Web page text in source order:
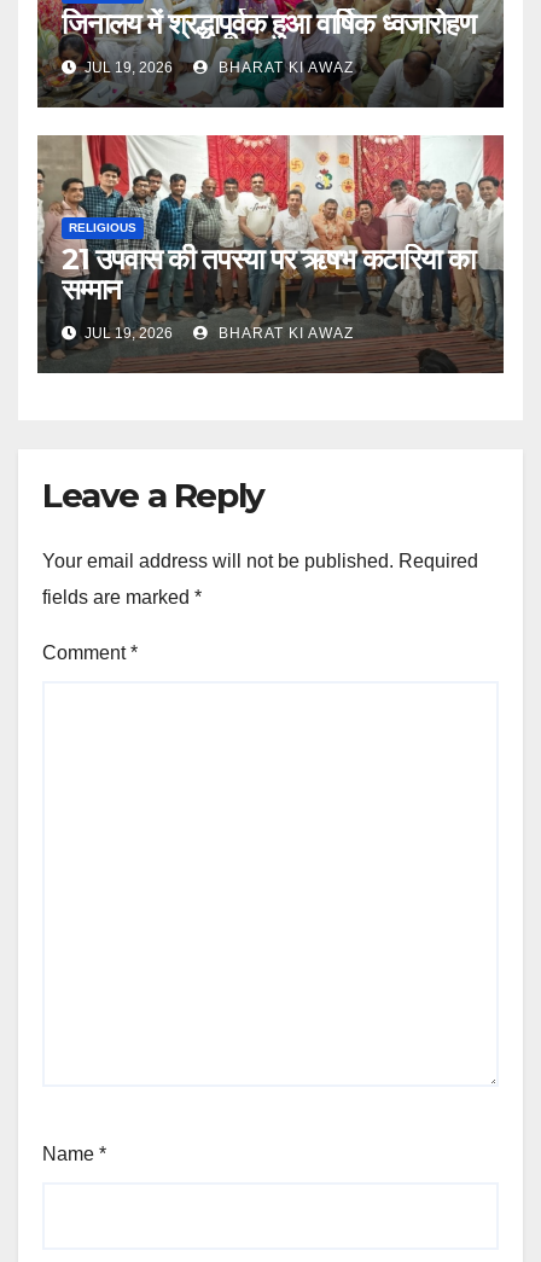
जिनालय में श्रद्धापूर्वक हुआ वार्षिक ध्वजारोहण
JUL 19, 2026 BHARAT KI AWAZ
RELIGIOUS
21 उपवास की तपस्या पर ऋषभ कटारिया का
सम्मान
JUL 19, 2026 BHARAT KI AWAZ
Leave a Reply
Your email address will not be published. Required
fields are marked *
Comment*
Name *